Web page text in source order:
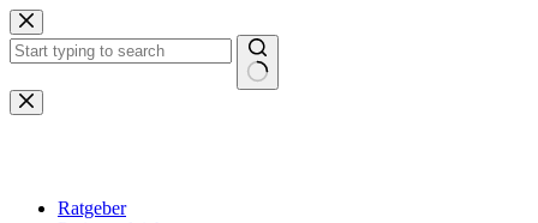
Zum
Inhalt
springen
Keine
Ergebnisse
Ratgeber